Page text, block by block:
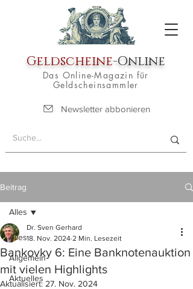
Geldscheine-Online
Das Online-Magazin für
Geldscheinsammler
Newsletter abbonieren
Beitrag
Alles
Allgemein
Aktuelles
Alles
Bankovky 6: Eine Banknotenauktion
mit vielen Highlights
Dr. Sven Gerhard
18. Nov. 2024 2 Min. Lesezeit
Aktualisiert: 27. Nov. 2024